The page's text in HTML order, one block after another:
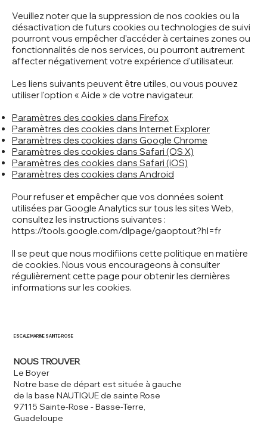
Veuillez noter que la suppression de nos cookies ou la
désactivation de futurs cookies ou technologies de suivi
pourront vous empêcher d'accéder à certaines zones ou
fonctionnalités de nos services, ou pourront autrement
affecter négativement votre expérience d'utilisateur.
Les liens suivants peuvent être utiles, ou vous pouvez
utiliser l'option « Aide » de votre navigateur.
Paramètres des cookies dans Firefox
Paramètres des cookies dans Internet Explorer
Paramètres des cookies dans Google Chrome
Paramètres des cookies dans Safari (OS X)
Paramètres des cookies dans Safari (iOS)
Paramètres des cookies dans Android
Pour refuser et empêcher que vos données soient
utilisées par Google Analytics sur tous les sites Web,
consultez les instructions suivantes :
https://tools.google.com/dlpage/gaoptout?hl=fr
Il se peut que nous modifiions cette politique en matière
de cookies. Nous vous encourageons à consulter
régulièrement cette page pour obtenir les dernières
informations sur les cookies.
ESCALE MARINE SAINTE-ROSE
NOUS TROUVER
Le Boyer
Notre base de départ est située à gauche
de la base NAUTIQUE de sainte Rose
97115 Sainte-Rose - Basse-Terre,
Guadeloupe